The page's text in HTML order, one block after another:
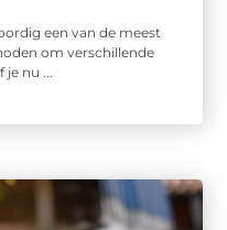
een van de meest
om verschillende
je nu ...